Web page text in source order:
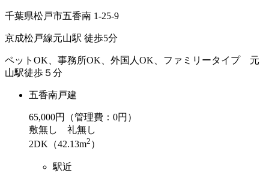
千葉県松戸市五香南 1-25-9
京成松戸線元山駅 徒歩5分
ペットOK、事務所OK、外国人OK、ファミリータイプ 元
山駅徒歩５分
五香南戸建
65,000円（管理費：0円）
敷無し 礼無し
2DK（42.13m2 ）
駅近